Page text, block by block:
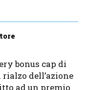
bonus cap di
dell’azione
ad un premio